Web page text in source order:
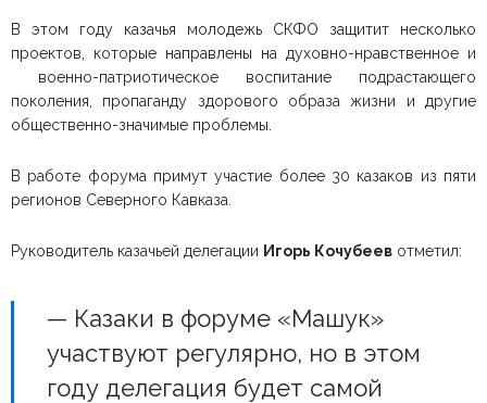
В этом году казачья молодежь СКФО защитит несколько
проектов, которые направлены на духовно-нравственное и
военно-патриотическое воспитание подрастающего
поколения, пропаганду здорового образа жизни и другие
общественно-значимые проблемы.
В работе форума примут участие более 30 казаков из пяти
регионов Северного Кавказа.
Руководитель казачьей делегации Игорь Кочубеев отметил:
— Казаки в форуме «Машук»
участвуют регулярно, но в этом
году делегация будет самой